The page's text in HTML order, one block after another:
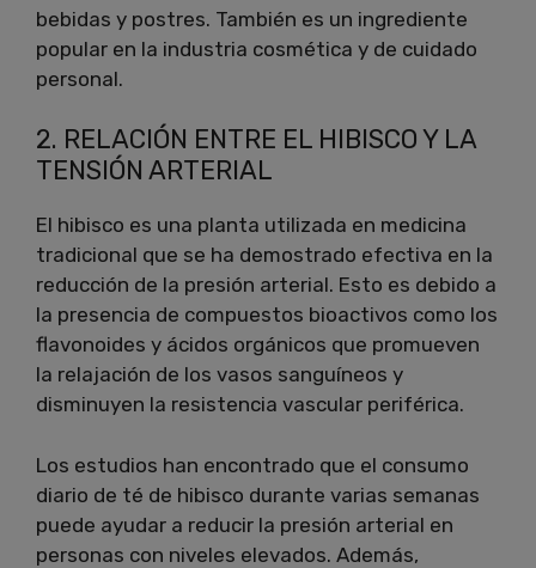
bebidas y postres. También es un ingrediente
popular en la industria cosmética y de cuidado
personal.
2. RELACIÓN ENTRE EL HIBISCO Y LA
TENSIÓN ARTERIAL
El hibisco es una planta utilizada en medicina
tradicional que se ha demostrado efectiva en la
reducción de la presión arterial. Esto es debido a
la presencia de compuestos bioactivos como los
flavonoides y ácidos orgánicos que promueven
la relajación de los vasos sanguíneos y
disminuyen la resistencia vascular periférica.
Los estudios han encontrado que el consumo
diario de té de hibisco durante varias semanas
puede ayudar a reducir la presión arterial en
personas con niveles elevados. Además,